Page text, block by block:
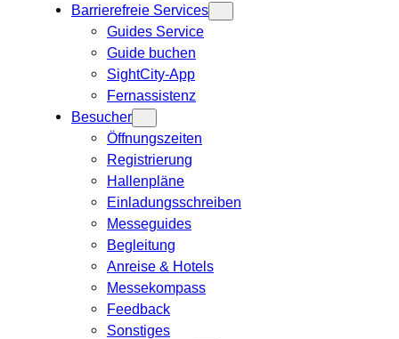
Barrierefreie Services
Guides Service
Guide buchen
SightCity-App
Fernassistenz
Besucher
Öffnungszeiten
Registrierung
Hallenpläne
Einladungsschreiben
Messeguides
Begleitung
Anreise & Hotels
Messekompass
Feedback
Sonstiges